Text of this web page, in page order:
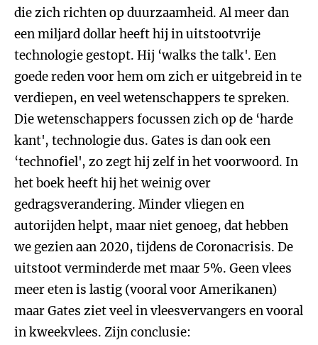
die zich richten op duurzaamheid. Al meer dan
een miljard dollar heeft hij in uitstootvrije
technologie gestopt. Hij ‘walks the talk'. Een
goede reden voor hem om zich er uitgebreid in te
verdiepen, en veel wetenschappers te spreken.
Die wetenschappers focussen zich op de ‘harde
kant', technologie dus. Gates is dan ook een
‘technofiel', zo zegt hij zelf in het voorwoord. In
het boek heeft hij het weinig over
gedragsverandering. Minder vliegen en
autorijden helpt, maar niet genoeg, dat hebben
we gezien aan 2020, tijdens de Coronacrisis. De
uitstoot verminderde met maar 5%. Geen vlees
meer eten is lastig (vooral voor Amerikanen)
maar Gates ziet veel in vleesvervangers en vooral
in kweekvlees. Zijn conclusie: